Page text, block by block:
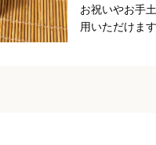
お祝いやお手
用いただけま